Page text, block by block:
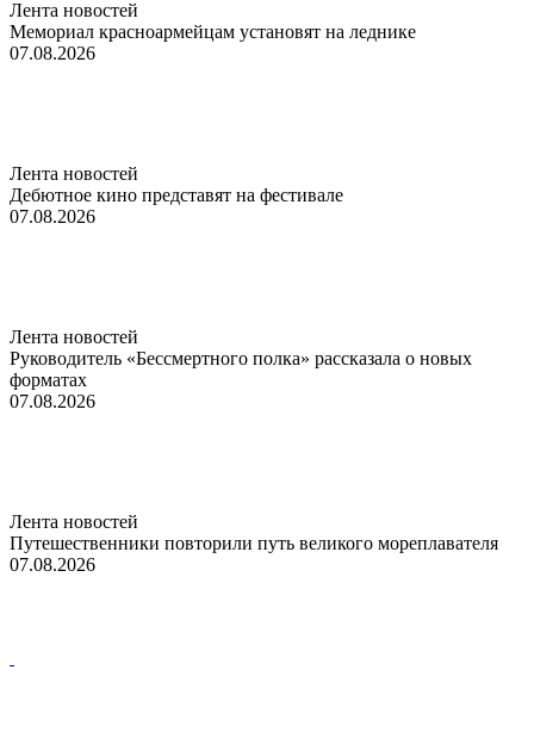
Лента новостей
Мемориал красноармейцам установят на леднике
07.08.2026
Лента новостей
Дебютное кино представят на фестивале
07.08.2026
Лента новостей
Руководитель «Бессмертного полка» рассказала о новых
форматах
07.08.2026
Лента новостей
Путешественники повторили путь великого мореплавателя
07.08.2026